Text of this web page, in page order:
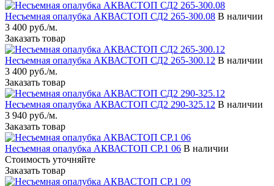
Несъемная опалубка АКВАСТОП СД2 265-300.08 В наличии
3 400 руб./м.
Заказать товар
Несъемная опалубка АКВАСТОП СД2 265-300.12 В наличии
3 400 руб./м.
Заказать товар
Несъемная опалубка АКВАСТОП СД2 290-325.12 В наличии
3 940 руб./м.
Заказать товар
Несъемная опалубка АКВАСТОП СР.1 06 В наличии
Стоимость уточняйте
Заказать товар